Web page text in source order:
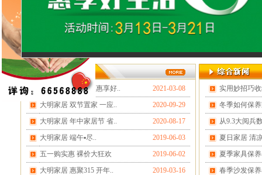
大明家居 品质315 惠享好..
2021-03-08
大明家居 双节置家 一应..
2020-09-29
大明家居 年中家居节 省..
2020-08-17
大明家居 端午▪尽..
2019-06-03
五一购实惠 裸价大狂欢
2019-06-02
大明家居 惠聚315 开年..
2019-03-16
实用妙招巧
冬季如何保
从9.3大阅兵
夏日家居 清
夏季家具保
春季沙发保